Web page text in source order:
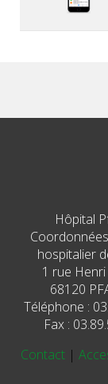
Hôpital
hospitalier
1 rue
68120
Téléphone :
Fax :
Contact |